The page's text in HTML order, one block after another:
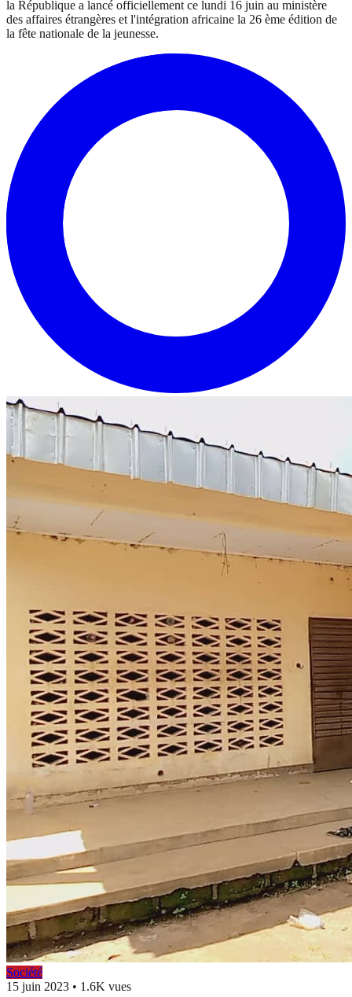
la République a lancé officiellement ce lundi 16 juin au ministère
des affaires étrangères et l'intégration africaine la 26 ème édition de
la fête nationale de la jeunesse.
Société
15 juin 2023 • 1.6K vues